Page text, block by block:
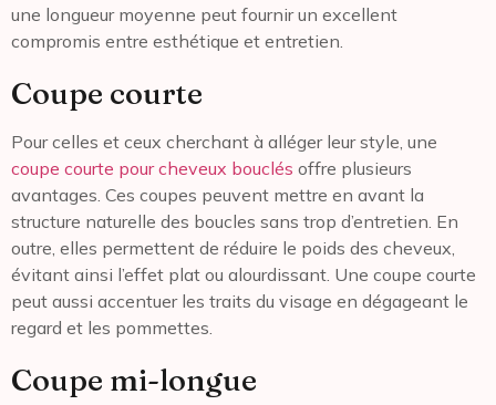
une longueur moyenne peut fournir un excellent
compromis entre esthétique et entretien.
Coupe courte
Pour celles et ceux cherchant à alléger leur style, une
coupe courte pour cheveux bouclés offre plusieurs
avantages. Ces coupes peuvent mettre en avant la
structure naturelle des boucles sans trop d’entretien. En
outre, elles permettent de réduire le poids des cheveux,
évitant ainsi l’effet plat ou alourdissant. Une coupe courte
peut aussi accentuer les traits du visage en dégageant le
regard et les pommettes.
Coupe mi-longue